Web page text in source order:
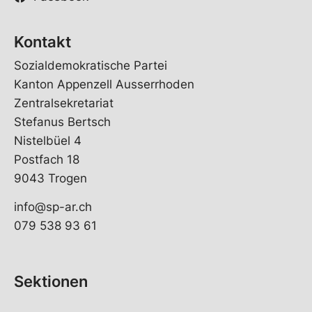
Kontakt
Sozialdemokratische Partei
Kanton Appenzell Ausserrhoden
Zentralsekretariat
Stefanus Bertsch
Nistelbüel 4
Postfach 18
9043 Trogen
info@sp-ar.ch
079 538 93 61
Sektionen